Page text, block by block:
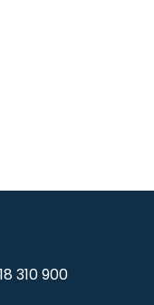
310 900